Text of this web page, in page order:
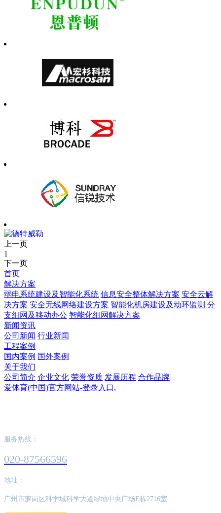
上一页
1
下一页
首页
解决方案
弱电系统建设及智能化系统 信息安全整体解决方案 安全云解
决方案 安全无线网络建设方案 智能化机房建设及动环监测 分
支组网及移动办公 智能化组网解决方案
新闻资讯
公司新闻 行业新闻
工程案例
国内案例 国外案例
关于我们
公司简介 企业文化 荣誉资质 发展历程 合作品牌
爱体育(中国)官方网站-登录入口,
服务热线：
020-87566596
地址：
广州市萝岗区科学城科学大道绿地中央广场E栋2716室